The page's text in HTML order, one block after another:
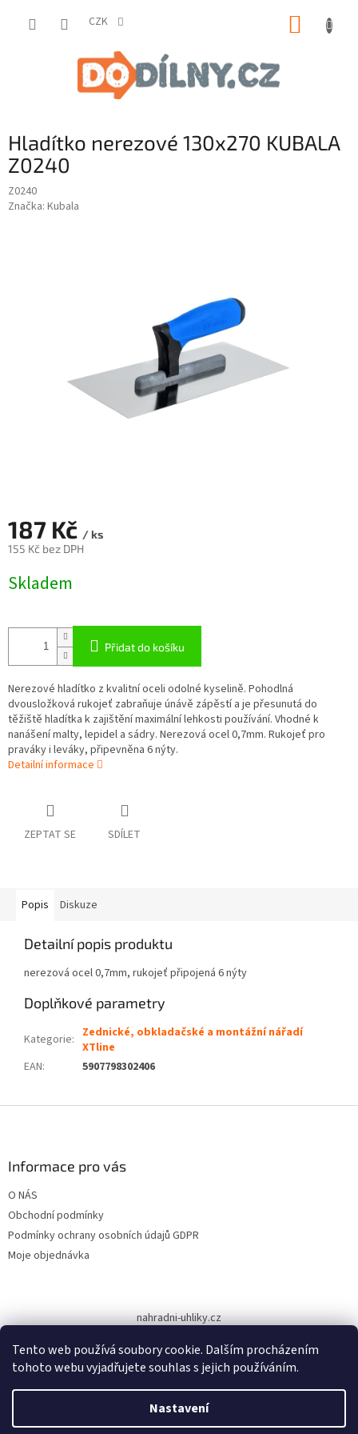
Tento web používá soubory cookie. Dalším procházením
tohoto webu vyjadřujete souhlas s jejich používáním.
Nastavení
CZK
Hladítko nerezové 130x270 KUBALA
Z0240
Z0240
Značka: Kubala
187 Kč / ks
155 Kč bez DPH
cena:
Skladem
Přidat do košíku
Nerezové hladítko z kvalitní oceli odolné kyselině. Pohodlná
dvousložková rukojeť zabraňuje únávě zápěstí a je přesunutá do
těžiště hladítka k zajištění maximální lehkosti používání. Vhodné k
nanášení malty, lepidel a sádry. Nerezová ocel 0,7mm. Rukojeť pro
praváky i leváky, připevněna 6 nýty.
Detailní informace
ZEPTAT SE SDÍLET
Popis Diskuze
Detailní popis produktu
nerezová ocel 0,7mm, rukojeť připojená 6 nýty
Doplňkové parametry
Kategorie: Zednické, obkladačské a montážní nářadí
XTline
EAN: 5907798302406
Informace pro vás
O NÁS
Obchodní podmínky
Podmínky ochrany osobních údajů GDPR
Moje objednávka
nahradni-uhliky.cz